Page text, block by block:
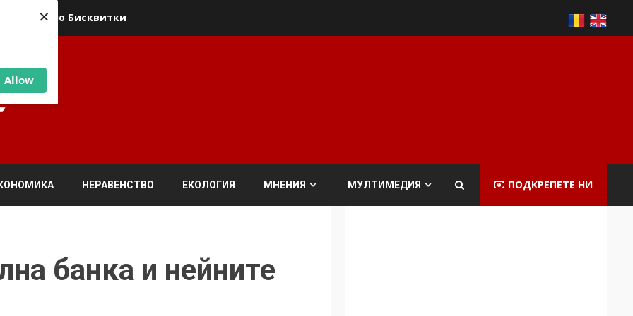
Allow
×
относно Бисквитки
НЕРАВЕНСТВО ЕКОЛОГИЯ МНЕНИЯ МУЛТИМЕДИЯ ПОДКРЕПЕТЕ НИ
банка и нейните